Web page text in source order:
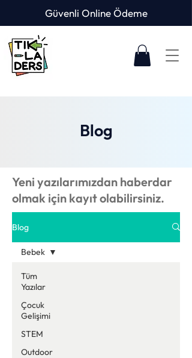
Güvenli Online Ödeme
Blog
Yeni yazılarımızdan haberdar
olmak için kayıt olabilirsiniz.
Blog
Tüm
Yazılar
Çocuk
Gelişimi
STEM
Outdoor
Bebek